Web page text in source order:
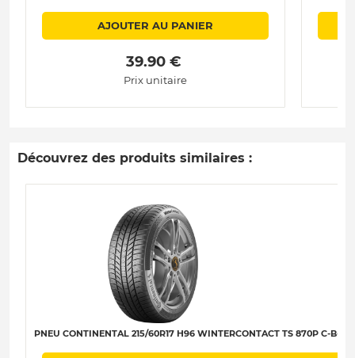
AJOUTER AU PANIER
39.90 €
Prix unitaire
Découvrez des produits similaires :
PNEU CONTINENTAL 215/60R17 H96 WINTERCONTACT TS 870P C-B-B-